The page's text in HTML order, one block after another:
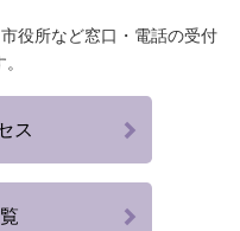
役所など窓口・電話の受付
ス